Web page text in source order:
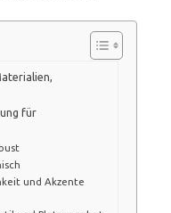
für
und Akzente